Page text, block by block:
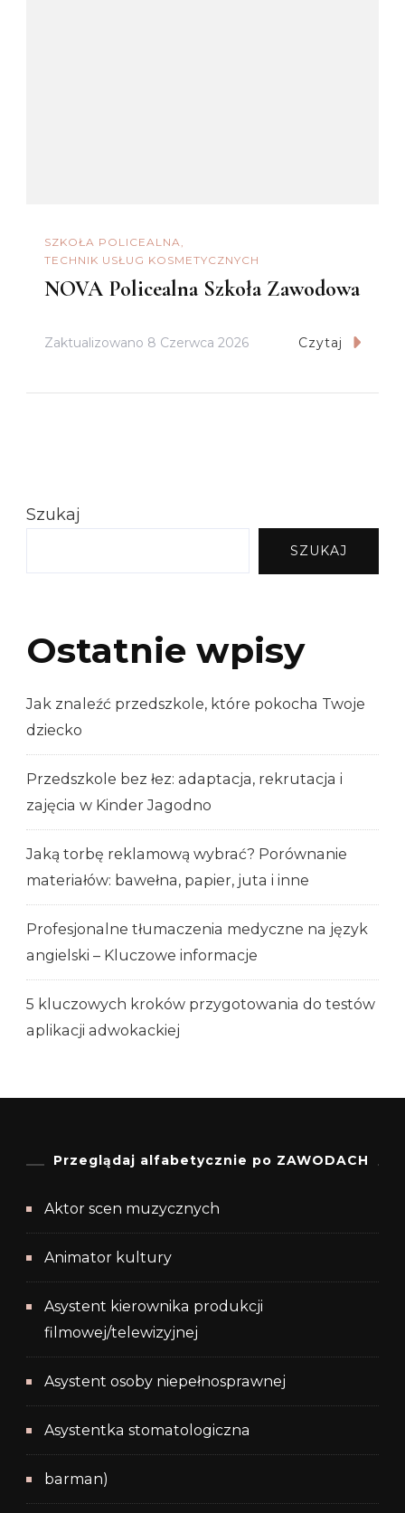
SZKOŁA POLICEALNA
TECHNIK USŁUG KOSMETYCZNYCH
NOVA Policealna Szkoła Zawodowa
Zaktualizowano 8 Czerwca 2026 Czytaj
Szukaj
SZUKAJ
Ostatnie wpisy
Jak znaleźć przedszkole, które pokocha Twoje
dziecko
Przedszkole bez łez: adaptacja, rekrutacja i
zajęcia w Kinder Jagodno
Jaką torbę reklamową wybrać? Porównanie
materiałów: bawełna, papier, juta i inne
Profesjonalne tłumaczenia medyczne na język
angielski – Kluczowe informacje
5 kluczowych kroków przygotowania do testów
aplikacji adwokackiej
Przeglądaj alfabetycznie po ZAWODACH
Aktor scen muzycznych
Animator kultury
Asystent kierownika produkcji
filmowej/telewizyjnej
Asystent osoby niepełnosprawnej
Asystentka stomatologiczna
barman)